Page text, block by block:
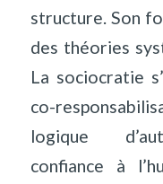
structure. Son
des théories
La sociocratie
co-
logique
confiance à